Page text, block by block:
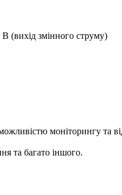
(вихід змінного струму)
моніторингу та
та багато іншого.